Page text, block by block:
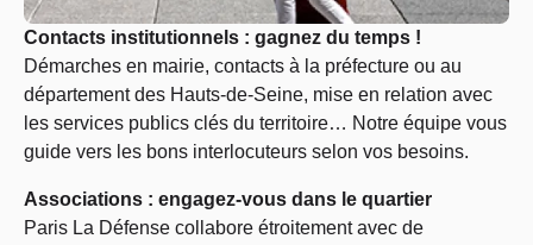
Contacts institutionnels : gagnez du temps !
Démarches en mairie, contacts à la préfecture ou au
département des Hauts-de-Seine, mise en relation avec
les services publics clés du territoire… Notre équipe vous
guide vers les bons interlocuteurs selon vos besoins.
Associations : engagez-vous dans le quartier
Paris La Défense collabore étroitement avec de